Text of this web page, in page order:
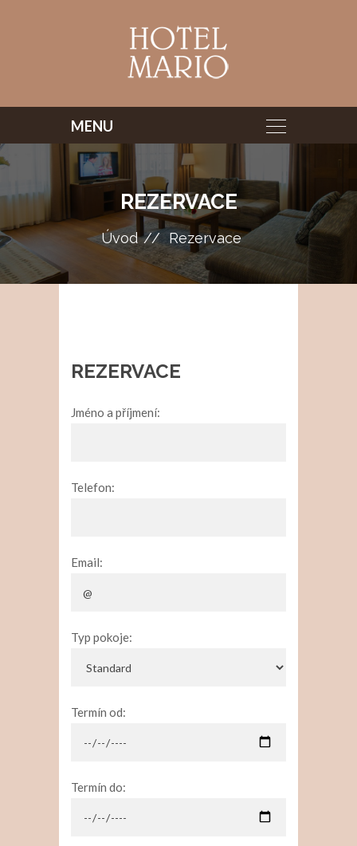
REZERVACE
Úvod Rezervace
REZERVACE
Jméno a příjmení:
Telefon:
Email:
Typ pokoje:
Termín od:
Termín do: